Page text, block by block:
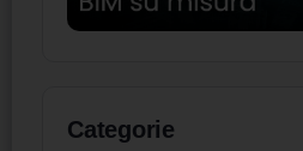
Categorie